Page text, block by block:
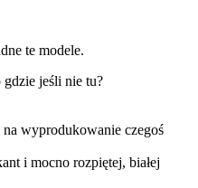
te modele.
jeśli nie tu?
wyprodukowanie czegoś
i mocno rozpiętej, białej